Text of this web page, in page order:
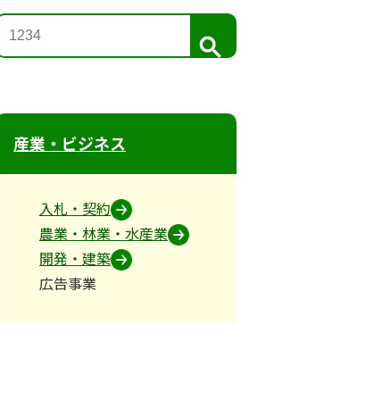
検
索
産業・ビジネス
入札・契約
農業・林業・水産業
開発・建築
広告事業